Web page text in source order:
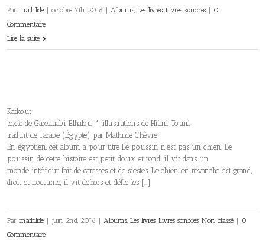
Par mathilide octobre 7th, 2016 Albums, Les livres, Livres sonores
0
Commentaire
Lire la suite
Katkout
texte de Garennabi Elhalou * illustrations de Hilmi Touni
traduit de l’arabe (Égypte) par Mathilde Chèvre
En égyptien, cet album a pour titre Le poussin n’est pas un chien. Le
poussin de cette histoire est petit, doux et rond, il vit dans un
monde intérieur fait de caresses et de siestes. Le chien en revanche est grand,
droit et nocturne, il vit dehors et défie les […]
Par mathilide juin 2nd, 2016 Albums, Les livres, Livres sonores, Non classé
0
Commentaire